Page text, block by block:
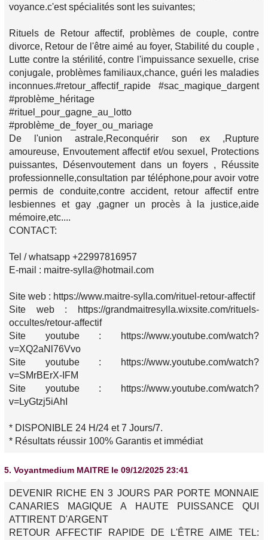
voyance.c'est spécialités sont les suivantes;
Rituels de Retour affectif, problèmes de couple, contre
divorce, Retour de l'être aimé au foyer, Stabilité du couple ,
Lutte contre la stérilité, contre l'impuissance sexuelle, crise
conjugale, problèmes familiaux,chance, guéri les maladies
inconnues.#retour_affectif_rapide #sac_magique_dargent
#problème_héritage
#rituel_pour_gagne_au_lotto
#problème_de_foyer_ou_mariage
De l'union astrale,Reconquérir son ex ,Rupture
amoureuse, Envoutement affectif et/ou sexuel, Protections
puissantes, Désenvoutement dans un foyers , Réussite
professionnelle,consultation par téléphone,pour avoir votre
permis de conduite,contre accident, retour affectif entre
lesbiennes et gay ,gagner un procès à la justice,aide
mémoire,etc....
CONTACT:
Tel / whatsapp +22997816957
E-mail : maitre-sylla@hotmail.com
Site web : https://www.maitre-sylla.com/rituel-retour-affectif
Site web : https://grandmaitresylla.wixsite.com/rituels-
occultes/retour-affectif
Site youtube : https://www.youtube.com/watch?
v=XQ2aNl76Vvo
Site youtube : https://www.youtube.com/watch?
v=SMrBErX-IFM
Site youtube : https://www.youtube.com/watch?
v=LyGtzj5iAhI
* DISPONIBLE 24 H/24 et 7 Jours/7.
* Résultats réussir 100% Garantis et immédiat
5. Voyantmedium MAITRE le 09/12/2025 23:41
DEVENIR RICHE EN 3 JOURS PAR PORTE MONNAIE
CANARIES MAGIQUE A HAUTE PUISSANCE QUI
ATTIRENT D'ARGENT
RETOUR AFFECTIF RAPIDE DE L'ÊTRE AIME TEL: